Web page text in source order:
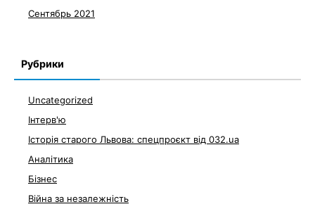
Сентябрь 2021
Рубрики
Uncategorized
Інтерв'ю
Історія старого Львова: спецпроєкт від 032.ua
Аналітика
Бізнес
Війна за незалежність